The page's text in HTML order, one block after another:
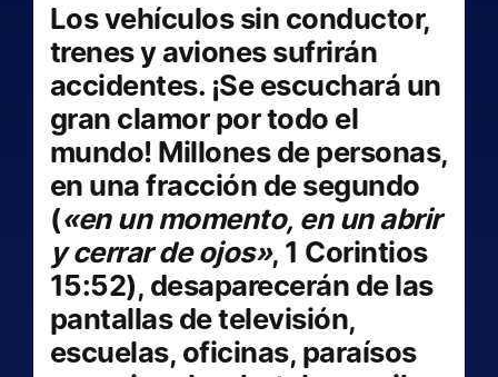
Los vehículos sin conductor,
trenes y aviones sufrirán
accidentes. ¡Se escuchará un
gran clamor por todo el
mundo! Millones de personas,
en una fracción de segundo
(«en un momento, en un abrir
y cerrar de ojos», 1 Corintios
15:52), desaparecerán de las
pantallas de televisión,
escuelas, oficinas, paraísos